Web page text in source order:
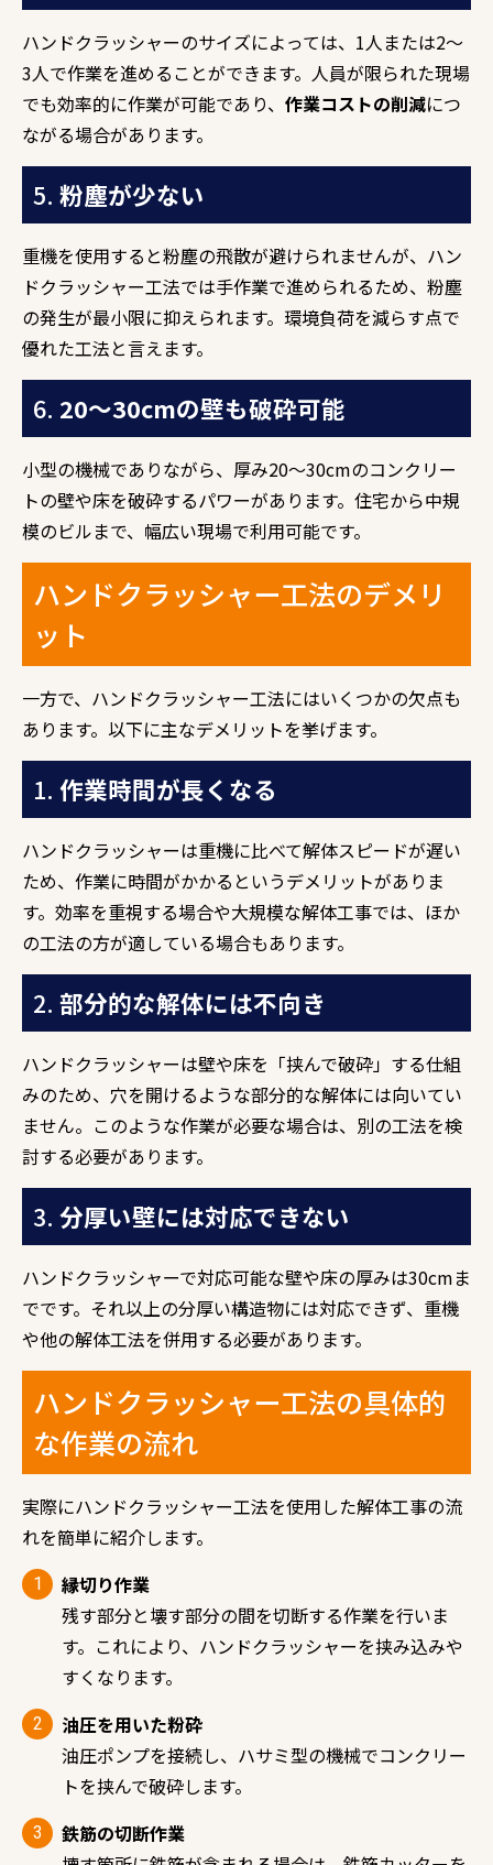
ハンドクラッシャーのサイズによっては、1人または2〜
3人で作業を進めることができます。人員が限られた現場
でも効率的に作業が可能であり、 作業コストの削減につ
ながる場合があります。
5. 粉塵が少ない
重機を使用すると粉塵の飛散が避けられませんが、ハン
ドクラッシャー工法では手作業で進められるため、粉塵
の発生が最小限に抑えられます。環境負荷を減らす点で
優れた工法と言えます。
6. 20〜30cmの壁も破砕可能
小型の機械でありながら、厚み20〜30cmのコンクリー
トの壁や床を破砕するパワーがあります。住宅から中規
模のビルまで、幅広い現場で利用可能です。
ハンドクラッシャー工法のデメリ
ット
一方で、ハンドクラッシャー工法にはいくつかの欠点も
あります。以下に主なデメリットを挙げます。
1. 作業時間が長くなる
ハンドクラッシャーは重機に比べて解体スピードが遅い
ため、作業に時間がかかるというデメリットがありま
す。効率を重視する場合や大規模な解体工事では、ほか
の工法の方が適している場合もあります。
2. 部分的な解体には不向き
ハンドクラッシャーは壁や床を「挟んで破砕」する仕組
みのため、穴を開けるような部分的な解体には向いてい
ません。このような作業が必要な場合は、別の工法を検
討する必要があります。
3. 分厚い壁には対応できない
ハンドクラッシャーで対応可能な壁や床の厚みは30cmま
でです。それ以上の分厚い構造物には対応できず、重機
や他の解体工法を併用する必要があります。
ハンドクラッシャー工法の具体的
な作業の流れ
実際にハンドクラッシャー工法を使用した解体工事の流
れを簡単に紹介します。
縁切り作業
残す部分と壊す部分の間を切断する作業を行いま
す。これにより、ハンドクラッシャーを挟み込みや
すくなります。
油圧を用いた粉砕
油圧ポンプを接続し、ハサミ型の機械でコンクリー
トを挟んで破砕します。
鉄筋の切断作業